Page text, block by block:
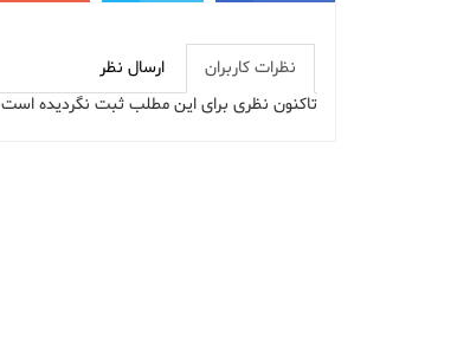
نظرات کاربران
ارسال نظر
تاکنون نظری برای این مطلب ثبت نگردیده است